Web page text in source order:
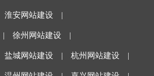
淮安网站建设 |
徐州网站建设 |
盐城网站建设 |杭州网站建设 |